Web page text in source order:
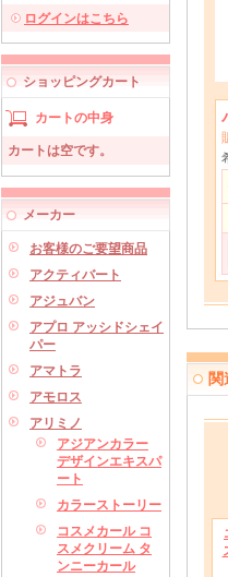
ログインはこちら
ショッピングカート
カートの中身
カートは空です。
メーカー
お客様のご要望商品
アクティバート
アジュバン
アプロ アッシドシェイ
パー
アマトラ
アモロス
アリミノ
アジアンカラー
デザインエキスパ
ート
カラーストーリー
コスメカール コ
スメクリーム タ
ンニーカール
関